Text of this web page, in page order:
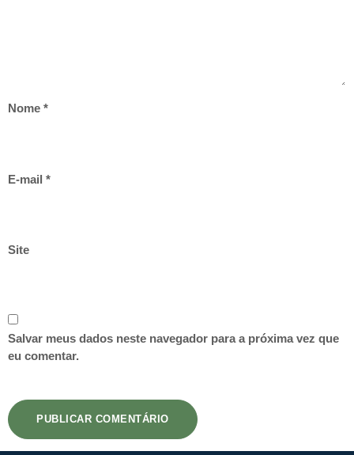
Nome *
E-mail *
Site
Salvar meus dados neste navegador para a próxima vez que
eu comentar.